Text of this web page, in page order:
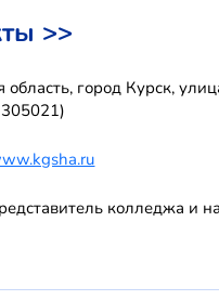
>>
область, город Курск,
колледжа и